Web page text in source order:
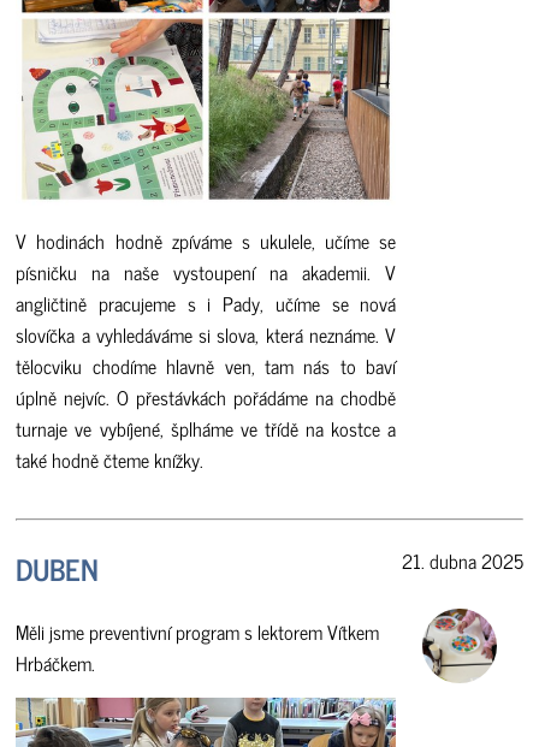
V hodinách hodně zpíváme s ukulele, učíme se
písničku na naše vystoupení na akademii. V
angličtině pracujeme s i Pady, učíme se nová
slovíčka a vyhledáváme si slova, která neznáme. V
tělocviku chodíme hlavně ven, tam nás to baví
úplně nejvíc. O přestávkách pořádáme na chodbě
turnaje ve vybíjené, šplháme ve třídě na kostce a
také hodně čteme knížky.
DUBEN
Měli jsme preventivní program s lektorem Vítkem
Hrbáčkem.
21. dubna 2025